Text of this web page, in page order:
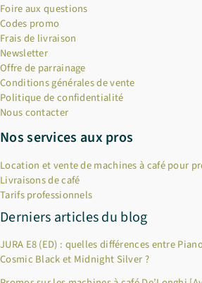
Foire aux questions
Codes promo
Frais de livraison
Newsletter
Offre de parrainage
Conditions générales de vente
Politique de confidentialité
Nous contacter
Nos services aux pros
Location et vente de machines à café pour
Livraisons de café
Tarifs professionnels
Derniers articles du blog
JURA E8 (ED) : quelles différences entre
Cosmic Black et Midnight Silver ?